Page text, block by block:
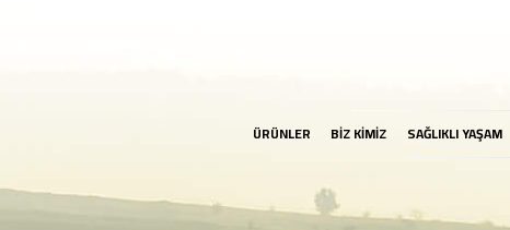
ÜRÜNLER BİZ KİMİZ SAĞLIKLI YAŞAM